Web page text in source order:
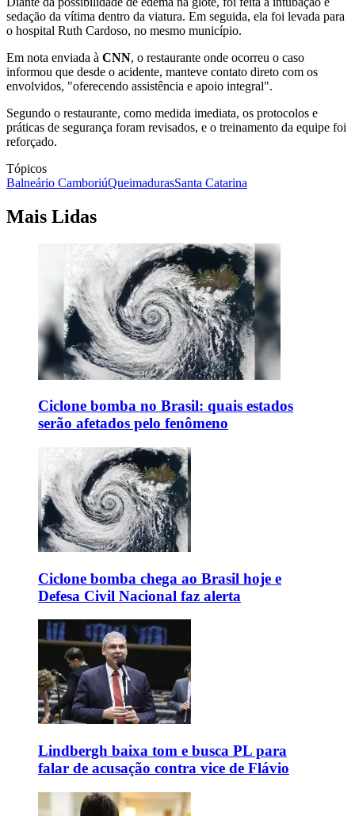
sedação da vítima dentro da viatura. Em seguida, ela foi levada para
o hospital Ruth Cardoso, no mesmo município.
Em nota enviada à CNN, o restaurante onde ocorreu o caso
informou que desde o acidente, manteve contato direto com os
envolvidos, "oferecendo assistência e apoio integral".
Segundo o restaurante, como medida imediata, os protocolos e
práticas de segurança foram revisados, e o treinamento da equipe foi
reforçado.
Tópicos
Balneário CamboriúQueimadurasSanta Catarina
Mais Lidas
Ciclone bomba no Brasil: quais estados
serão afetados pelo fenômeno
Ciclone bomba chega ao Brasil hoje e
Defesa Civil Nacional faz alerta
Lindbergh baixa tom e busca PL para
falar de acusação contra vice de Flávio